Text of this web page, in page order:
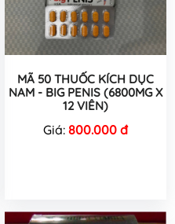
MÃ 50 THUỐC KÍCH DỤC
NAM - BIG PENIS (6800MG X
12 VIÊN)
Giá: 800.000 đ